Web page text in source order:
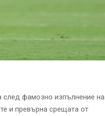
след фамозно изпълнение на
и превърна срещата от